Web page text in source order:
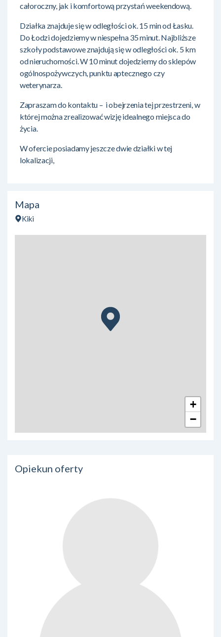
całoroczny, jak i komfortową przystań weekendową.
Działka znajduje się w odległości ok. 15 min od Łasku.
Do Łodzi dojedziemy w niespełna 35 minut. Najbliższe
szkoły podstawowe znajdują się w odległości ok. 5 km
od nieruchomości. W 10 minut dojedziemy do sklepów
ogólnospożywczych, punktu aptecznego czy
weterynarza.
Zapraszam do kontaktu – i obejrzenia tej przestrzeni, w
której można zrealizować wizję idealnego miejsca do
życia.
W ofercie posiadamy jeszcze dwie działki w tej
lokalizacji,
Mapa
Kiki
+
−
Opiekun oferty